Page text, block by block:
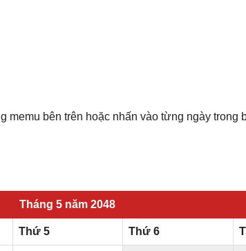
memu bên trên hoặc nhấn vào từng ngày
Tháng 5 năm 2048
Thứ 5 Thứ 6